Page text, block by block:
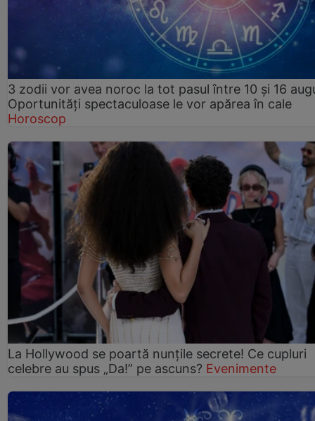
3 zodii vor avea noroc la tot pasul între 10 și 16
Oportunități spectaculoase le vor apărea în cale
Horoscop
La Hollywood se poartă nunțile secrete! Ce cupluri
celebre au spus „Da!” pe ascuns? Evenimente